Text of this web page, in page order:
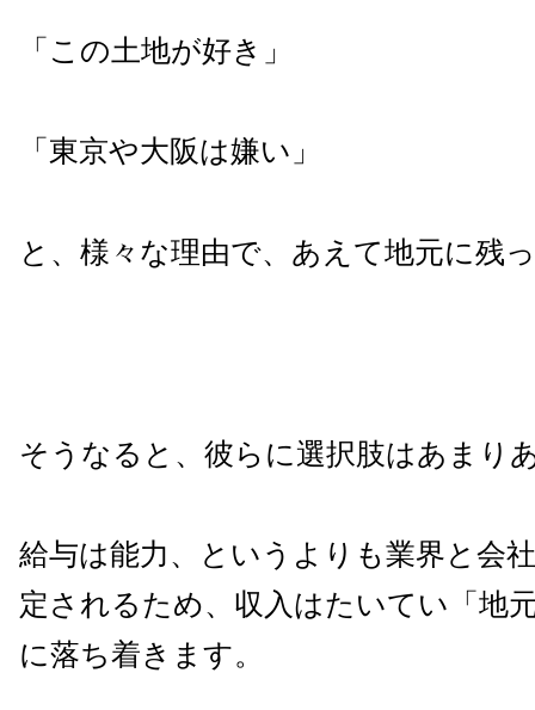
「この土地が好き」
「東京や大阪は嫌い」
と、様々な理由で、あえて地元に残
そうなると、彼らに選択肢はあまり
給与は能力、というよりも業界と会
定されるため、収入はたいてい「地
に落ち着きます。